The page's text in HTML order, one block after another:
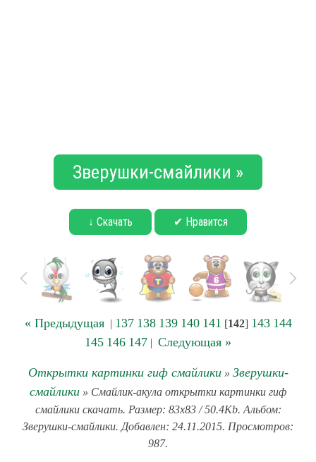
Зверушки-смайлики »
↓ Скачать ✔ Нравится
« Предыдущая| 137 138 139 140 141 [142] 143 144
145 146 147 | Следующая »
Открытки картинки гиф смайлики» Зверушки-
смайлики » Смайлик-акула открытки картинки гиф
смайлики скачать. Размер: 83x83 / 50.4Kb. Альбом:
Зверушки-смайлики. Добавлен: 24.11.2015. Просмотров:
987.